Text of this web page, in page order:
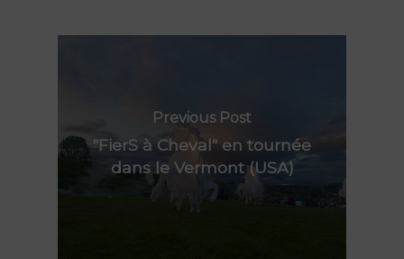
Previous Post
"FierS à Cheval" en tournée
dans le Vermont (USA)
FierS à Cheval
Rêve d’Herbert
Lieu de résidence
Le Grand R
Actions culturelles
Agenda
La compagnie